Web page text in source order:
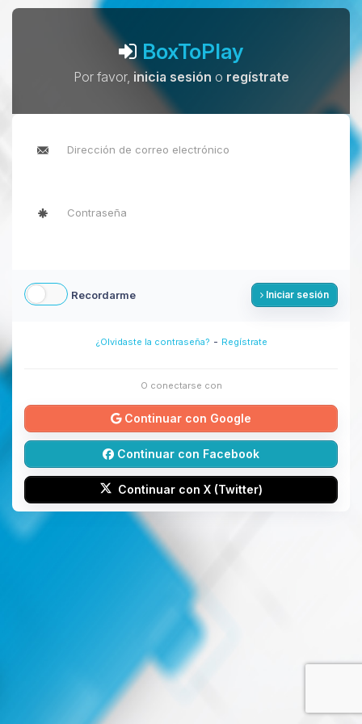
BoxToPlay
Por favor, inicia sesión o regístrate
Recordarme Iniciar sesión
¿Olvidaste la contraseña? - Regístrate
O conectarse con
Continuar con Google
Continuar con Facebook
Continuar con X (Twitter)